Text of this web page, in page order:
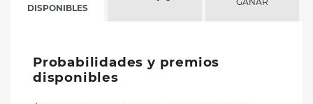
DISPONIBLES
Probabilidades y premios
disponibles